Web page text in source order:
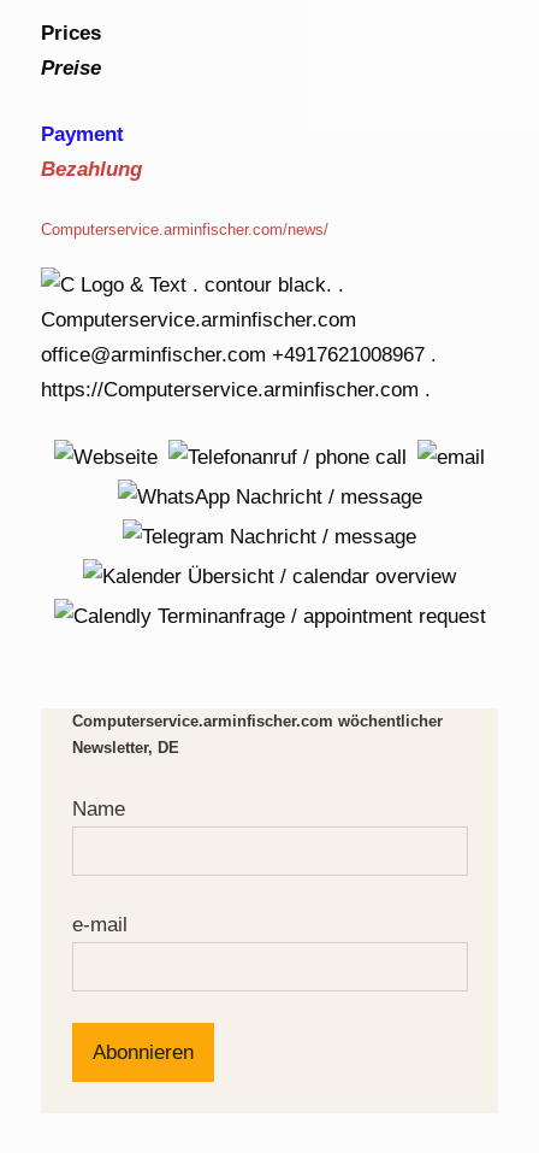
Prices
Preise
Payment
Bezahlung
Computerservice.arminfischer.com/news/
Computerservice.arminfischer.com wöchentlicher
Newsletter, DE
Name
e-mail